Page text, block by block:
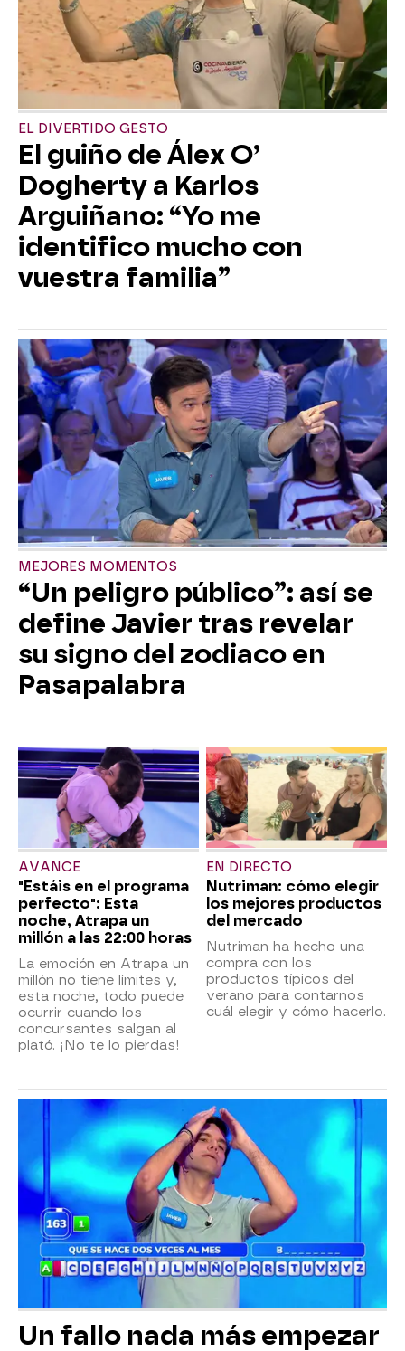
EL DIVERTIDO GESTO
El guiño de Álex O’
Dogherty a Karlos
Arguiñano: “Yo me
identifico mucho con
vuestra familia”
MEJORES MOMENTOS
“Un peligro público”: así se
define Javier tras revelar
su signo del zodiaco en
Pasapalabra
AVANCE
"Estáis en el programa
perfecto": Esta
noche, Atrapa un
millón a las 22:00 horas
La emoción en Atrapa un
millón no tiene límites y,
esta noche, todo puede
ocurrir cuando los
concursantes salgan al
plató. ¡No te lo pierdas!
EN DIRECTO
Nutriman: cómo elegir
los mejores productos
del mercado
Nutriman ha hecho una
compra con los
productos típicos del
verano para contarnos
cuál elegir y cómo hacerlo.
Un fallo nada más empezar